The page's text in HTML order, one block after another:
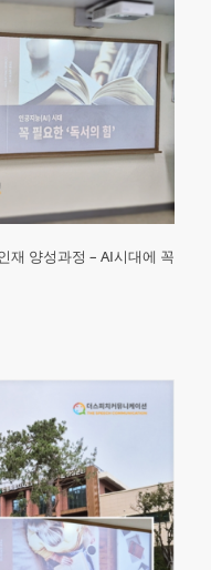
재 양성과정 – AI시대에 꼭